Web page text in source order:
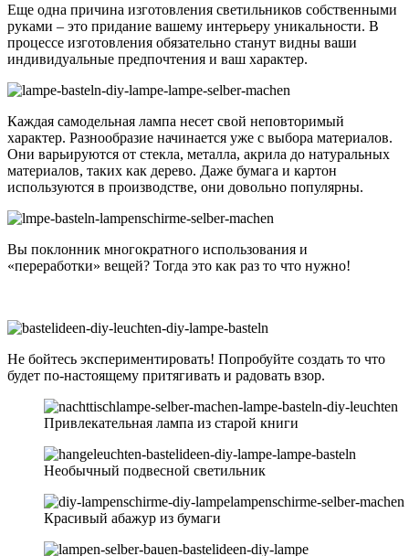
Еще одна причина изготовления светильников собственными
руками – это придание вашему интерьеру уникальности. В
процессе изготовления обязательно станут видны ваши
индивидуальные предпочтения и ваш характер.
Каждая самодельная лампа несет свой неповторимый
характер. Разнообразие начинается уже с выбора материалов.
Они варьируются от стекла, металла, акрила до натуральных
материалов, таких как дерево. Даже бумага и картон
используются в производстве, они довольно популярны.
Вы поклонник многократного использования и
«переработки» вещей? Тогда это как раз то что нужно!
Не бойтесь экспериментировать! Попробуйте создать то что
будет по-настоящему притягивать и радовать взор.
Привлекательная лампа из старой книги
Необычный подвесной светильник
Красивый абажур из бумаги